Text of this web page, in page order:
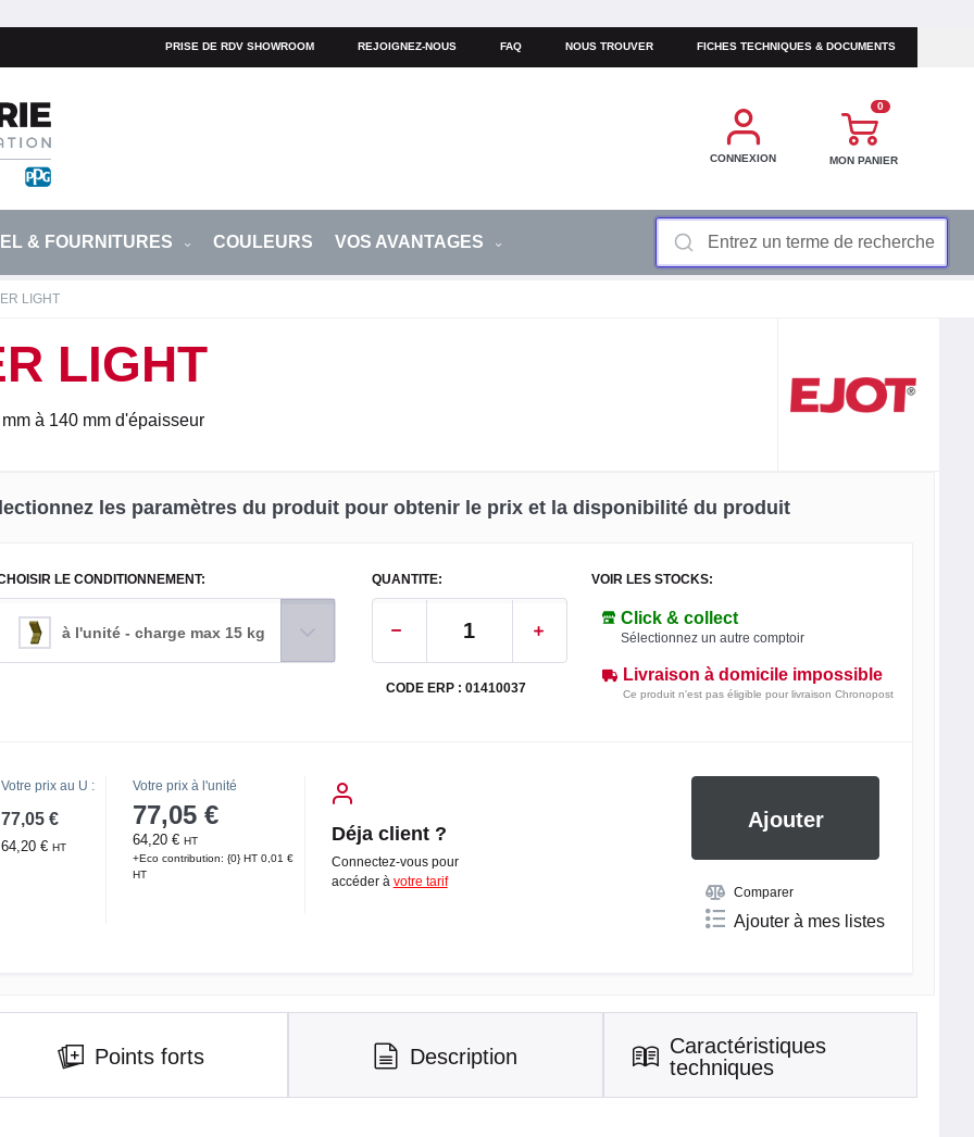
PRISE DE RDV SHOWROOM REJOIGNEZ-NOUS FAQ NOUS TROUVER FICHES TECHNIQUES & DOCUMENTS
CONNEXION
0
MON PANIER
& FOURNITURES COULEURS VOS AVANTAGES
LIGHT
LIGHT
à 140 mm d'épaisseur
les paramètres du produit pour obtenir le prix et la disponibilité du produit
LE CONDITIONNEMENT:
à l'unité - charge max 15 kg
QUANTITE:
CODE ERP : 01410037
VOIR LES STOCKS:
Click & collect
Sélectionnez un autre comptoir
Livraison à domicile impossible
Ce produit n'est pas éligible pour livraison Chronopost
Votre prix au U :
77,05 €
64,20 € HT
Votre prix à l'unité
77,05 €
64,20 € HT
+Eco contribution: {0} HT 0,01 €
HT
Déja client ?
Connectez-vous pour
accéder à votre tarif
Ajouter
Comparer
Ajouter à mes listes
Points forts Description
Caractéristiques
techniques